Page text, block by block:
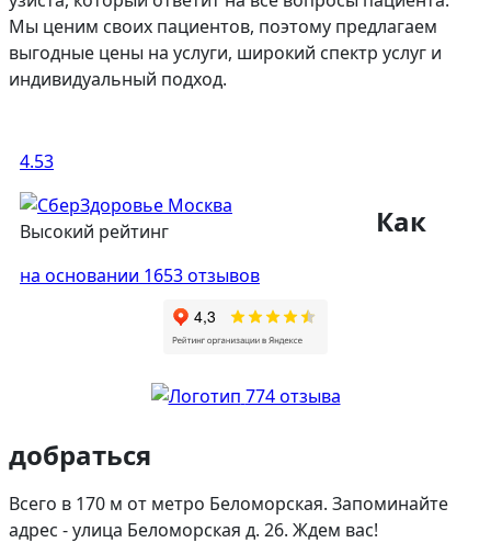
Мы ценим своих пациентов, поэтому предлагаем
выгодные цены на услуги, широкий спектр услуг и
индивидуальный подход.
4.53
Высокий рейтинг
на основании 1653 отзывов
774 отзыва
Как
добраться
Всего в 170 м от метро Беломорская. Запоминайте
адрес - улица Беломорская д. 26. Ждем вас!